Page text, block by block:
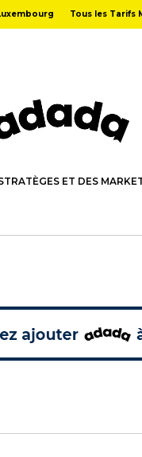
Tous les Tarifs
ET DES